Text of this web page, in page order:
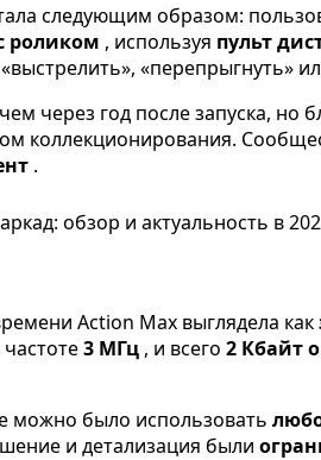
следующим образом:
роликом , используя пульт
«перепрыгнуть»
через год после запуска, но
коллекционирования.
.
Action Max выглядела как
3 МГц , и всего 2 Кбайт
можно было использовать
и детализация были